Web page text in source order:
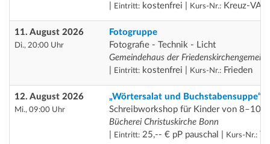
Eintritt: kostenfrei | Kurs-Nr.: Kreuz-VA
11. August 2026
Di., 20:00 Uhr
Fotogruppe
Fotografie - Technik - Licht
Gemeindehaus der
Eintritt: kostenfrei | Kurs-Nr.: Frieden
12. August 2026
Mi., 09:00 Uhr
„Wörtersalat und Buchstabensuppe“
Schreibworkshop für Kinder von 8–10
Bücherei Christuskirche Bonn
Eintritt: 25,-- € pP pauschal | Kurs-Nr.: